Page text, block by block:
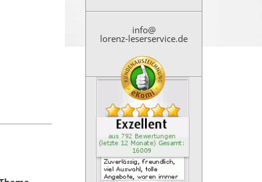
info@
lorenz-leserservice.de
Kundenbewertung: 4.9
Zuverl&auml;ssig,